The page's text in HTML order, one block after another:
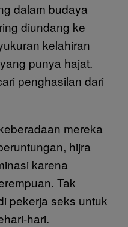
dalam budaya
diundang ke
kelahiran
punya hajat.
penghasilan dari
mereka
hijra
karena
Tak
pekerja seks untuk
hari.